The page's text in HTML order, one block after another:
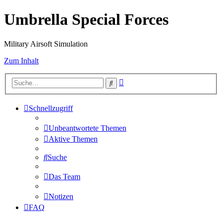
Umbrella Special Forces
Military Airsoft Simulation
Zum Inhalt
Suche
Schnellzugriff
Unbeantwortete Themen
Aktive Themen
Suche
Das Team
Notizen
FAQ